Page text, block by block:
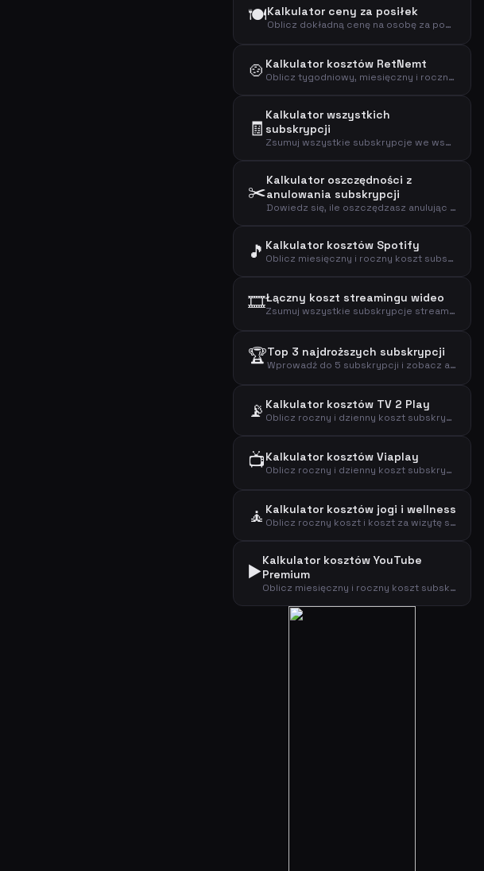
🍽️Kalkulator ceny za posiłek
Oblicz dokładną cenę na osobę za posiłek z tygodniowej subskrypcji zestawu obiadowego.
🍲 Kalkulator kosztów RetNemt
Oblicz tygodniowy, miesięczny i roczny koszt subskrypcji zestawu obiadowego RetNemt.
🧾
Kalkulator wszystkich
subskrypcji
Zsumuj wszystkie subskrypcje we wszystkich kategoriach, aby zobaczyć łączną kwotę wydawaną miesięcznie, rocznie i dziennie.
✂️Kalkulator oszczędności z
anulowania subskrypcji
Dowiedz się, ile oszczędzasz anulując mało używaną subskrypcję i zobacz rzeczywisty koszt za użycie.
🎵 Kalkulator kosztów Spotify
Oblicz miesięczny i roczny koszt subskrypcji Spotify na podstawie wybranego planu.
🎞️Łączny koszt streamingu wideo
Zsumuj wszystkie subskrypcje streamingu wideo, aby zobaczyć łączny koszt miesięczny, roczny i dzienny.
🏆Top 3 najdroższych subskrypcji
Wprowadź do 5 subskrypcji i zobacz analizę kosztów z wyróżnieniem najdroższych.
📡 Kalkulator kosztów TV 2 Play
Oblicz roczny i dzienny koszt subskrypcji streamingowej TV 2 Play.
📺Kalkulator kosztów Viaplay
Oblicz roczny i dzienny koszt subskrypcji streamingowej Viaplay.
🧘 Kalkulator kosztów jogi i wellness
Oblicz roczny koszt i koszt za wizytę subskrypcji jogi lub wellness.
▶️Kalkulator kosztów YouTube
Premium
Oblicz miesięczny i roczny koszt subskrypcji YouTube Premium według typu planu.